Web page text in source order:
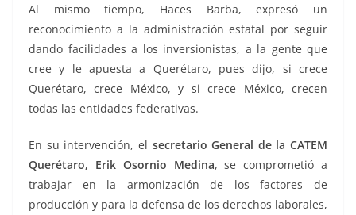
Al mismo tiempo, Haces Barba, expresó un
reconocimiento a la administración estatal por seguir
dando facilidades a los inversionistas, a la gente que
cree y le apuesta a Querétaro, pues dijo, si crece
Querétaro, crece México, y si crece México, crecen
todas las entidades federativas.
En su intervención, el secretario General de la CATEM
Querétaro, Erik Osornio Medina, se comprometió a
trabajar en la armonización de los factores de
producción y para la defensa de los derechos laborales,